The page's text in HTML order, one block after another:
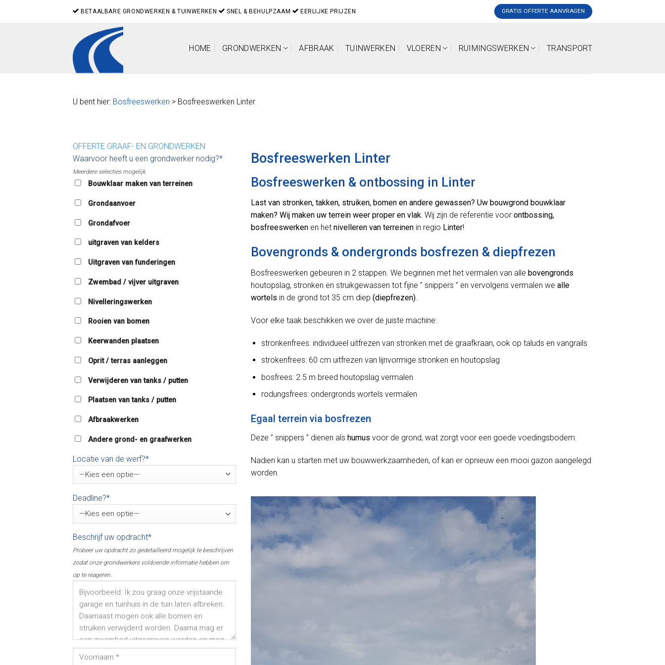
BETAALBARE GRONDWERKEN & TUINWERKEN SNEL & BEHULPZAAM EERLIJKE PRIJZEN GRATIS OFFERTE AANVRAGEN
HOME GRONDWERKEN AFBRAAK TUINWERKEN VLOEREN RUIMINGSWERKEN TRANSPORT
U bent hier: Bosfreeswerken > Bosfreeswerken Linter
OFFERTE GRAAF- EN GRONDWERKEN
Waarvoor heeft u een grondwerker nodig?*
Meerdere selecties mogelijk.
Bouwklaar maken van terreinen
Grondaanvoer
Grondafvoer
uitgraven van kelders
Uitgraven van funderingen
Zwembad / vijver uitgraven
Nivelleringswerken
Rooien van bomen
Keerwanden plaatsen
Oprit / terras aanleggen
Verwijderen van tanks / putten
Plaatsen van tanks / putten
Afbraakwerken
Andere grond- en graafwerken
Locatie van de werf?*
Deadline?*
Beschrijf uw opdracht*
Probeer uw opdracht zo gedetailleerd mogelijk te beschrijven
zodat onze grondwerkers voldoende informatie hebben om
op te reageren.
Bosfreeswerken Linter
Bosfreeswerken & ontbossing in Linter
Last van stronken, takken, struiken, bomen en andere gewassen? Uw bouwgrond bouwklaar
maken? Wij maken uw terrein weer proper en vlak. Wij zijn de referentie voor ontbossing,
bosfreeswerken en het nivelleren van terreinen in regio Linter!
Bovengronds & ondergronds bosfrezen & diepfrezen
Bosfreeswerken gebeuren in 2 stappen. We beginnen met het vermalen van alle bovengronds
houtopslag, stronken en struikgewassen tot fijne ” snippers ” en vervolgens vermalen we alle
wortels in de grond tot 35 cm diep (diepfrezen).
Voor elke taak beschikken we over de juiste machine:
stronkenfrees: individueel uitfrezen van stronken met de graafkraan, ook op taluds en vangrails
strokenfrees: 60 cm uitfrezen van lijnvormige stronken en houtopslag
bosfrees: 2.5 m breed houtopslag vermalen
rodungsfrees: ondergronds wortels vermalen
Egaal terrein via bosfrezen
Deze ” snippers ” dienen als humus voor de grond, wat zorgt voor een goede voedingsbodem.
Nadien kan u starten met uw bouwwerkzaamheden, of kan er opnieuw een mooi gazon aangelegd
worden.